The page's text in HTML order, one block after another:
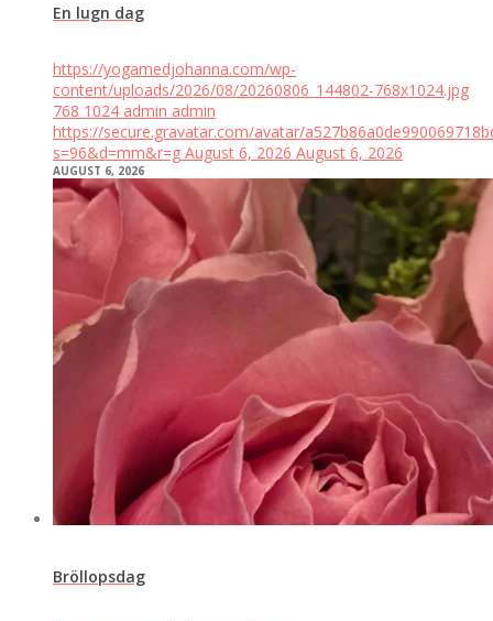
En lugn dag
https://yogamedjohanna.com/wp-
content/uploads/2026/08/20260806_144802-768x1024.jpg
768 1024 admin admin
https://secure.gravatar.com/avatar/
s=96&d=mm&r=g August 6, 2026 August 6, 2026
AUGUST 6, 2026
Bröllopsdag